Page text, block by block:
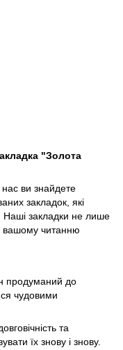
"Золота
нас ви знайдете
закладок, які
Наші закладки не лише
вашому читанню
продуманий до
чудовими
та
їх знову і знову.